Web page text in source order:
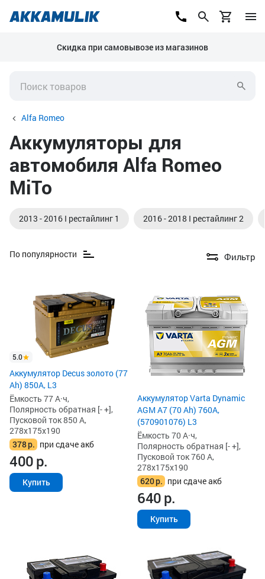
Скидка при самовывозе из магазинов
Alfa Romeo
Аккумуляторы для
автомобиля Alfa Romeo
MiTo
2013 - 2016 I рестайлинг 1 2016 - 2018 I рестайлинг 2
По популярности Фильтр
5.0
Аккумулятор Decus золото (77
Ah) 850А, L3
Ёмкость 77 А·ч,
Полярность обратная [- +],
Пусковой ток 850 А,
278x175x190
378р. при сдаче акб
400р.
Купить
Аккумулятор Varta Dynamic
AGM A7 (70 Ah) 760A,
(570901076) L3
Ёмкость 70 А·ч,
Полярность обратная [- +],
Пусковой ток 760 А,
278x175x190
620р. при сдаче акб
640р.
Купить